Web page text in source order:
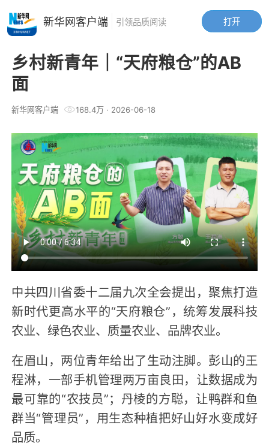
乡村新青年｜“天府粮仓”的AB
面
新华网客户端 168.4万· 2026-06-18
中共四川省委十二届九次全会提出，聚焦打造
新时代更高水平的“天府粮仓”，统筹发展科技
农业、绿色农业、质量农业、品牌农业。
在眉山，两位青年给出了生动注脚。彭山的王
程淋，一部手机管理两万亩良田，让数据成为
最可靠的“农技员”；丹棱的方聪，让鸭群和鱼
群当“管理员”，用生态种植把好山好水变成好
品质。
打开
新华网客户端 引领品质阅读